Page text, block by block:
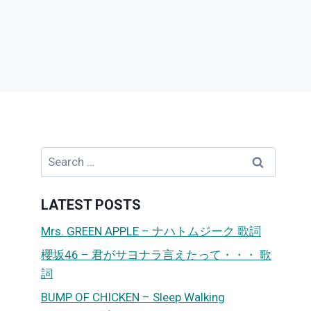
Search
for:
LATEST POSTS
Mrs. GREEN APPLE – ナハトムジーク 歌詞
櫻坂46 – 君がサヨナラ言えたって・・・ 歌
詞
BUMP OF CHICKEN – Sleep Walking